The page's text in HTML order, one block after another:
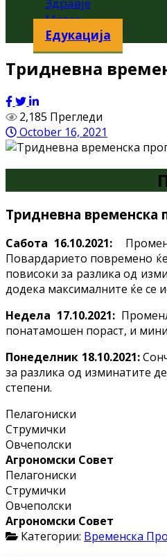
Метео
Едукација
Тридневна
2,185 Прегледи
October 16, 2021
Тридневна временска
Сабота 16.10.2021:
Повардарието повремено
повисоки за разлика од
додека максималните ќе се
Недела 17.10.2021:
понатамошен пораст, и
Понеделник 18.10.2021:
за разлика од изминатите
степени.
Пелагониски
Струмички
Овчеполски
Агрономски Совет
Пелагониски
Струмички
Овчеполски
Агрономски Совет
Категории: Временска